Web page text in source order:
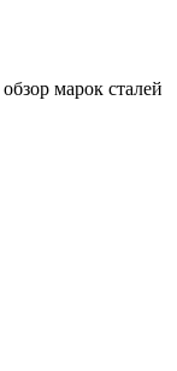
марок сталей